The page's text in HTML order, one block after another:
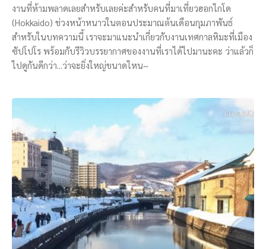
งานที่ห้ามพลาดเลยสำหรับเลยค่ะสำหรับคนที่มาเที่ยวฮอกไกโด
(Hokkaido) ช่วงหน้าหนาวในตอนประมาณต้นเดือนกุมภาพันธ์
สำหรับในบทความนี้ เราจะมาแนะนำเกี่ยวกับงานเทศกาลหิมะที่เมือง
ซัปโปโร พร้อมกับรีวิวบรรยากาศของงานที่เราได้ไปมานะคะ ว่าแล้วก็
ไปดูกันดีกว่า...ว่าจะยิ่งใหญ่ขนาดไหน~